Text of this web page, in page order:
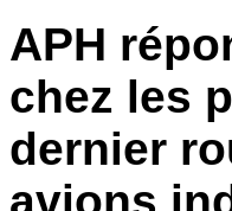
APH
chez les
dernier
avions